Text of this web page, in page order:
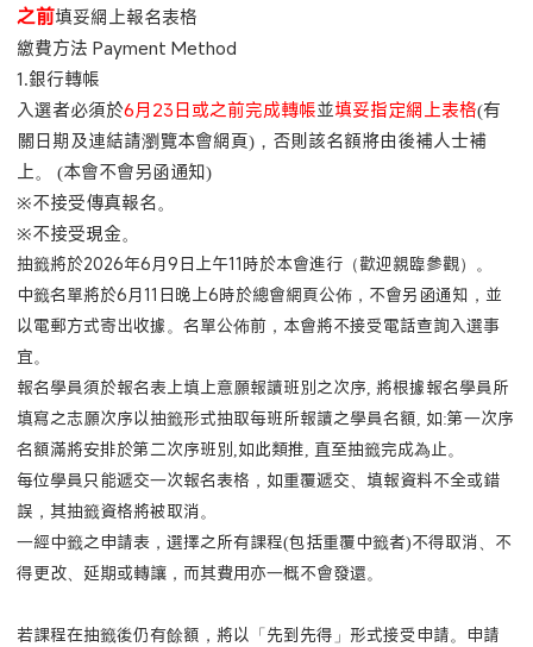
之前填妥網上報名表格
繳費方法 Payment Method
1.銀行轉帳
入選者必須於6月23日或之前完成轉帳並填妥指定網上表格(有
關日期及連結請瀏覽本會網頁)，否則該名額將由後補人士補
上。 (本會不會另函通知)
※不接受傳真報名。
※不接受現金。
抽籤將於2026年6月9日上午11時於本會進行（歡迎親臨參觀）。
中籤名單將於6月11日晚上6時於總會網頁公佈，不會另函通知，並
以電郵方式寄出收據。名單公佈前，本會將不接受電話查詢入選事
宜。
報名學員須於報名表上填上意願報讀班別之次序, 將根據報名學員所
填寫之志願次序以抽籤形式抽取每班所報讀之學員名額, 如:第一次序
名額滿將安排於第二次序班別,如此類推, 直至抽籤完成為止。
每位學員只能遞交一次報名表格，如重覆遞交、填報資料不全或錯
誤，其抽籤資格將被取消。
一經中籤之申請表，選擇之所有課程(包括重覆中籤者)不得取消、不
得更改、延期或轉讓，而其費用亦一概不會發還。
若課程在抽籤後仍有餘額，將以「先到先得」形式接受申請。申請